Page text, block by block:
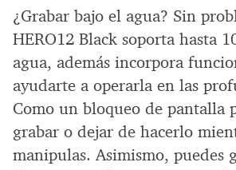
¿Grabar bajo el agua? Sin
HERO12 Black soporta hasta
agua, además incorpora
ayudarte a operarla en las
Como un bloqueo de pantalla
grabar o dejar de hacerlo
manipulas. Asimismo, puedes